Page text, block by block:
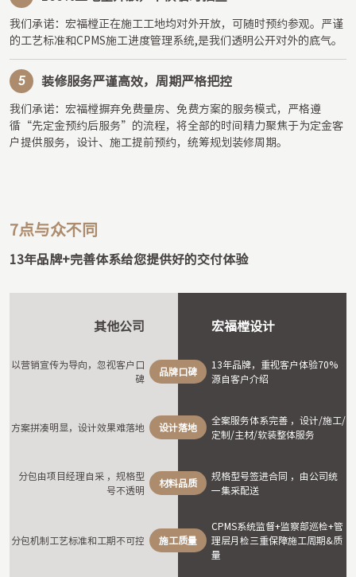
我们承诺：宏福樘正在施工工地均对外开放，可随时预约参观。严谨
的工艺标准和CPMS施工进度管理系统,是我们透明公开对外的底气。
5 装修服务严谨高效，周期严格把控
我们承诺：宏福樘摒弃免费量房、免费方案的服务模式，严格遵
循“先定金预约后服务”的流程，将全部的时间精力聚焦于为定金客
户提供服务，设计、施工提前预约，统筹规划装修周期。
7点与众不同
13年品牌+完善体系给您提供好的交付体验
其他公司 宏福樘设计
以营销宣传为导向，忽视客户口
碑
品牌口碑
13年品牌，重视客户体验70%
源自客户介绍
方案拼凑明显，设计效果难落地 设计落地
全案服务体系完善 ，设计/施⼯/
定制/主材/软装整体服务
分包由项⽬经理⾃采 ，规格型
号不透明
材料品质
规格型号签进合同 ，由公司统
⼀集采配送
分包机制工艺标准和工期不可控 施工质量
CPMS系统监督+监察部巡检+管
理层⽉检三重保障施⼯周期&质
量